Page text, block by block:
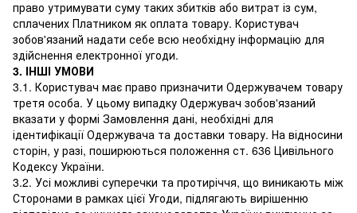
право утримувати суму таких збитків або витрат із сум,
сплачених Платником як оплата товару. Користувач
зобов'язаний надати себе всю необхідну інформацію для
здійснення електронної угоди.
3. ІНШІ УМОВИ
3.1. Користувач має право призначити Одержувачем товару
третя особа. У цьому випадку Одержувач зобов'язаний
вказати у формі Замовлення дані, необхідні для
ідентифікації Одержувача та доставки товару. На відносини
сторін, у разі, поширюються положення ст. 636 Цивільного
Кодексу України.
3.2. Усі можливі суперечки та протиріччя, що виникають між
Сторонами в рамках цієї Угоди, підлягають вирішенню